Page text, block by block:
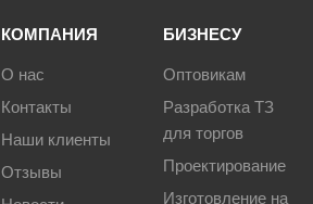
КОМПАНИЯ
О нас
Контакты
Наши клиенты
Отзывы
БИЗНЕСУ
Оптовикам
Разработка ТЗ
для торгов
Проектирование
Изготовление на